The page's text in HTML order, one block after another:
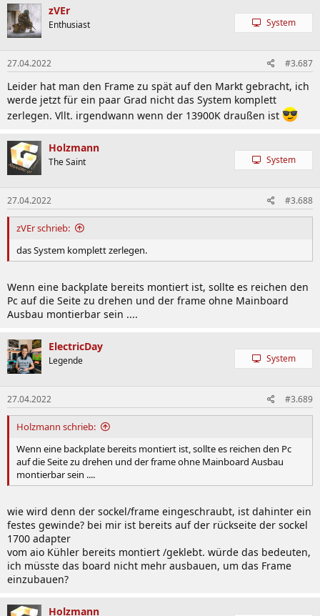
k
t
i
o
n
e
n
:
zVEr
Enthusiast System
27.04.2022 #3.687
Leider hat man den Frame zu spät auf den Markt gebracht, ich
werde jetzt für ein paar Grad nicht das System komplett
zerlegen. Vllt. irgendwann wenn der 13900K draußen ist
Holzmann
The Saint System
27.04.2022 #3.688
zVEr schrieb:
das System komplett zerlegen.
Wenn eine backplate bereits montiert ist, sollte es reichen den
Pc auf die Seite zu drehen und der frame ohne Mainboard
Ausbau montierbar sein ....
ElectricDay
Legende System
27.04.2022 #3.689
Holzmann schrieb:
Wenn eine backplate bereits montiert ist, sollte es reichen den Pc
auf die Seite zu drehen und der frame ohne Mainboard Ausbau
montierbar sein ....
wie wird denn der sockel/frame eingeschraubt, ist dahinter ein
festes gewinde? bei mir ist bereits auf der rückseite der sockel
1700 adapter
vom aio Kühler bereits montiert /geklebt. würde das bedeuten,
ich müsste das board nicht mehr ausbauen, um das Frame
einzubauen?
Holzmann